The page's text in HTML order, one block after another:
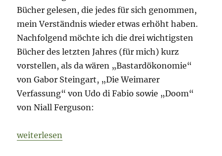
Bücher gelesen, die jedes für sich genommen,
mein Verständnis wieder etwas erhöht haben.
Nachfolgend möchte ich die drei wichtigsten
Bücher des letzten Jahres (für mich) kurz
vorstellen, als da wären „Bastardökonomie“
von Gabor Steingart, „Die Weimarer
Verfassung“ von Udo di Fabio sowie „Doom“
von Niall Ferguson:
„Zum Jahresanfang – Der Blick zurück nach vorne“
weiterlesen